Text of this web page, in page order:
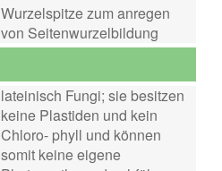
Wurzelspitze zum anregen
von Seitenwurzelbildung
lateinisch Fungi; sie besitzen
keine Plastiden und kein
Chloro- phyll und können
somit keine eigene